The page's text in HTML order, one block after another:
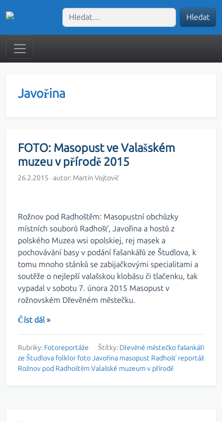
Hledat
Javořina
FOTO: Masopust ve Valašském
muzeu v přírodě 2015
26.2.2015 · autor: Martin Vojtovič
Rožnov pod Radhoštěm: Masopustní obchůzky
místních souborů Radhošť, Javořina a hostů z
polského Muzea wsi opolskiej, rej masek a
pochovávání basy v podání fašankářů ze Študlova, k
tomu mnoho stánků se zabijačkovými specialitami a
soutěže o nejlepší valašskou klobásu či tlačenku, tak
vypadal v sobotu 7. února 2015 Masopust v
rožnovském Dřevěném městečku.
Číst dál »
Rubriky: Fotoreportáže Štítky: Dřevěné městečko fašankáři
ze Študlova folklor fotoJavořina masopust Radhošť reportáž
Rožnov pod Radhoštěm Valašské muzeum v přírodě